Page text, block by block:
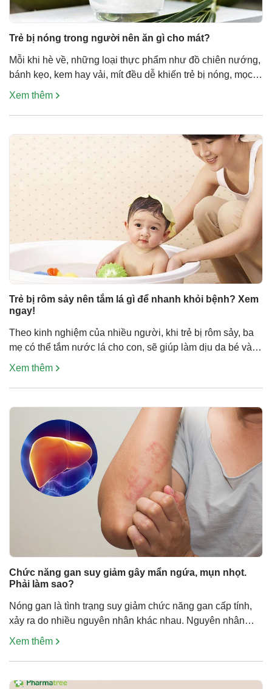
Trẻ bị nóng trong người nên ăn gì cho mát?
Mỗi khi hè về, những loại thực phẩm như đồ chiên nướng,
bánh kẹo, kem hay vải, mít đều dễ khiến trẻ bị nóng, mọc
rôm sảy và mẩn ngứa khắp người. Vậy khi trẻ bị nóng
sau đây Rau má Rau […]
Xem thêm
Trẻ bị rôm sảy nên tắm lá gì để nhanh khỏi bệnh? Xem
ngay!
Theo kinh nghiệm của nhiều người, khi trẻ bị rôm sảy, ba
mẹ có thể tắm nước lá cho con, sẽ giúp làm dịu da bé và
cải thiện nhanh chóng tình trạng rôm sảy. Vậy, trẻ em bị
lá có […]
Xem thêm
Chức năng gan suy giảm gây mẩn ngứa, mụn nhọt.
Phải làm sao?
Nóng gan là tình trạng suy giảm chức năng gan cấp tính,
xảy ra do nhiều nguyên nhân khác nhau. Nguyên nhân
chính thường là do chức năng gan kém, không thể lọc và
gan, làm nóng gan và kèm theo các […]
Xem thêm